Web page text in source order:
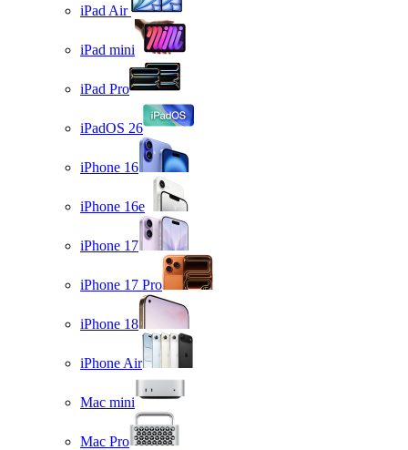
iPad Air
iPad mini
iPad Pro
iPadOS 26
iPhone 16
iPhone 16e
iPhone 17
iPhone 17 Pro
iPhone 18
iPhone Air
Mac mini
Mac Pro